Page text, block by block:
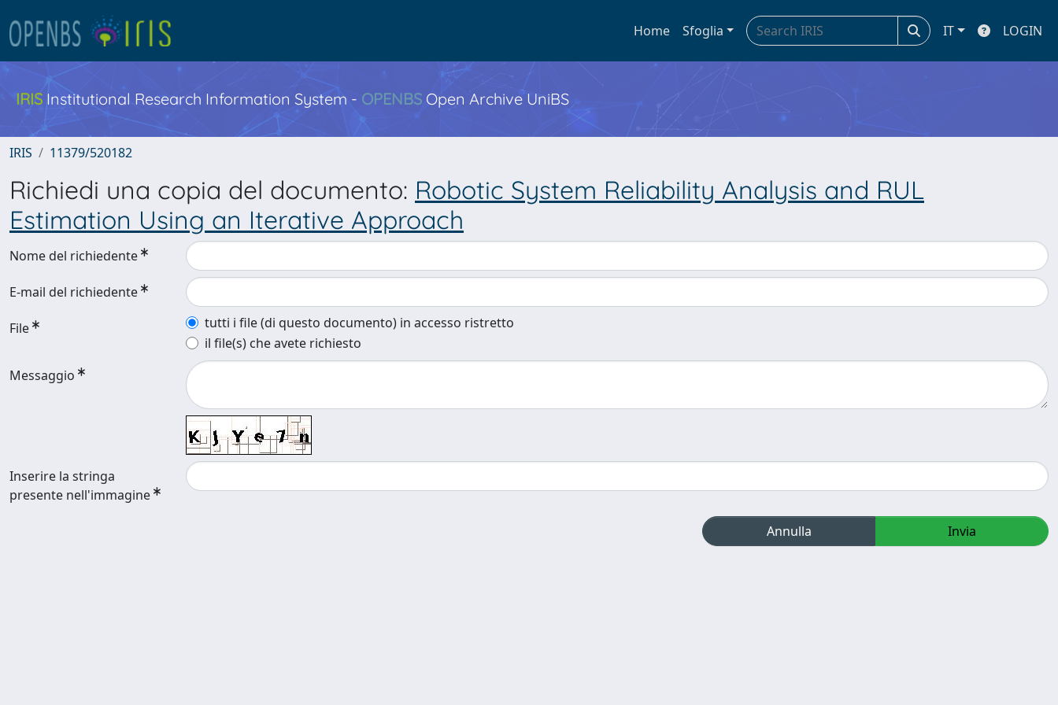
Home Sfoglia IT LOGIN
IRIS Institutional Research Information System - OPENBS Open Archive UniBS
IRIS 11379/520182
Richiedi una copia del documento: Robotic System Reliability Analysis and RUL
Estimation Using an Iterative Approach
Nome del richiedente
E-mail del richiedente
File
tutti i file (di questo documento) in accesso ristretto
il file(s) che avete richiesto
Messaggio
Inserire la stringa
presente nell'immagine
Annulla Invia